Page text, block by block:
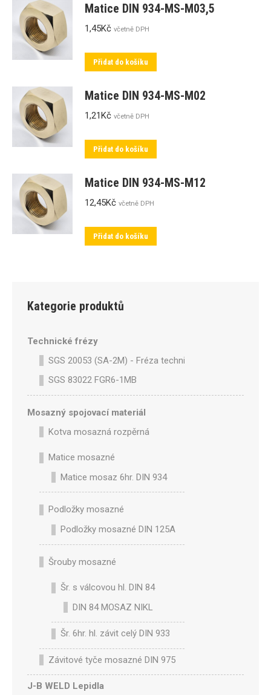
Matice DIN 934-MS-M03,5
1,45Kč včetně DPH
Přidat do košíku
Matice DIN 934-MS-M02
1,21Kč včetně DPH
Přidat do košíku
Matice DIN 934-MS-M12
12,45Kč včetně DPH
Přidat do košíku
Kategorie produktů
Technické frézy
SGS 20053 (SA-2M) - Fréza technická SA-2M válcová
SGS 83022 FGR6-1MB
Mosazný spojovací materiál
Kotva mosazná rozpěrná
Matice mosazné
Matice mosaz 6hr. DIN 934
Podložky mosazné
Podložky mosazné DIN 125A
Šrouby mosazné
Šr. s válcovou hl. DIN 84
DIN 84 MOSAZ NIKL
Šr. 6hr. hl. závit celý DIN 933
Závitové tyče mosazné DIN 975
J-B WELD Lepidla